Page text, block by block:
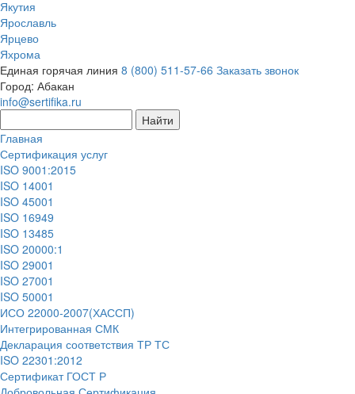
Якутия
Ярославль
Ярцево
Яхрома
Единая горячая линия 8 (800) 511-57-66 Заказать звонок
Город: Абакан
info@sertifika.ru
Главная
Сертификация услуг
ISO 9001:2015
ISO 14001
ISO 45001
ISO 16949
ISO 13485
ISO 20000:1
ISO 29001
ISO 27001
ISO 50001
ИСО 22000-2007(ХАССП)
Интегрированная СМК
Декларация соответствия ТР ТС
ISO 22301:2012
Сертификат ГОСТ Р